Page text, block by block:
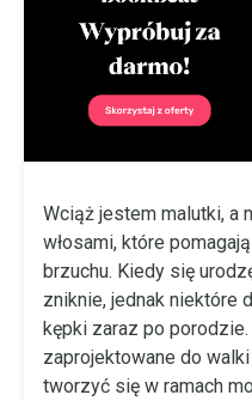
Wciąż jestem malutki, a
włosami, które
brzuchu. Kiedy się
zniknie, jednak niektóre
kępki zaraz po porodzie.
zaprojektowane do
tworzyć się w ramach